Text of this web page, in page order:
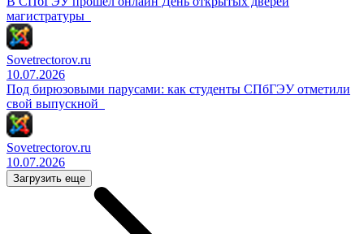
магистратуры
Sovetrectorov.ru
10.07.2026
Под бирюзовыми парусами: как студенты СПбГЭУ отметили
свой выпускной
Sovetrectorov.ru
10.07.2026
Загрузить еще
Навигация